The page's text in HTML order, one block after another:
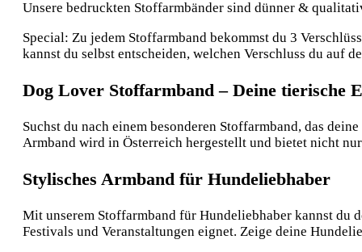
Unsere bedruckten Stoffarmbänder sind dünner &
Special: Zu jedem Stoffarmband bekommst du 3
kannst du selbst entscheiden, welchen Verschluss du auf
Dog Lover Stoffarmband – Deine tierische
Suchst du nach einem besonderen Stoffarmband, das
Armband wird in Österreich hergestellt und bietet nicht
Stylisches Armband für Hundeliebhaber
Mit unserem Stoffarmband für Hundeliebhaber kannst du
Festivals und Veranstaltungen eignet. Zeige deine